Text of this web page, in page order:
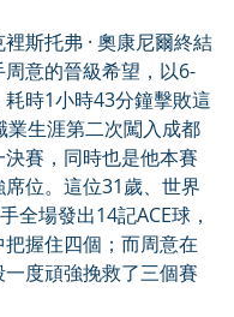
斯托弗 · 奧康尼爾終結
意的晉級希望，以6-
時1小時43分鐘擊敗這
業生涯第二次闖入成都
賽，同時也是他本賽
位。這位31歲、世界
全場發出14記ACE球，
握住四個；而周意在
度頑強挽救了三個賽